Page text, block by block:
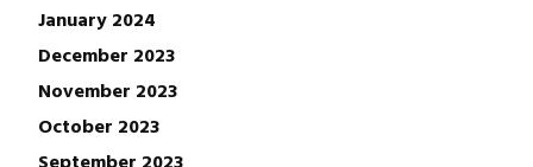
January 2024
December 2023
November 2023
October 2023